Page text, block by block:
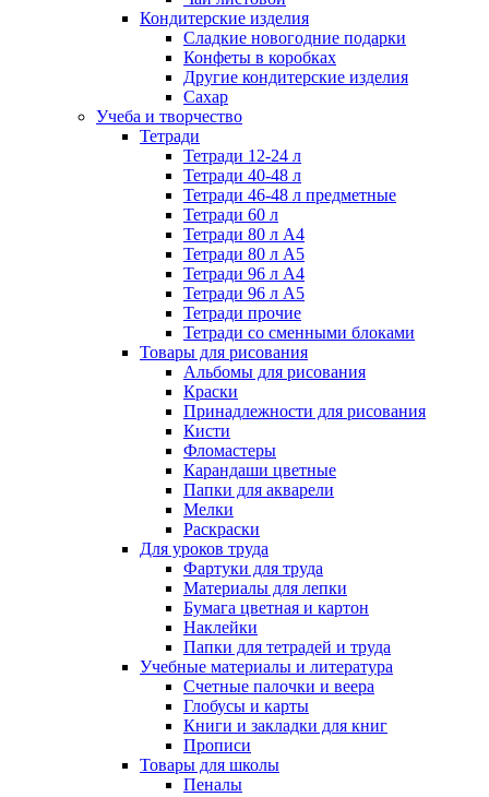
Кондитерские изделия
Сладкие новогодние подарки
Конфеты в коробках
Другие кондитерские изделия
Сахар
Учеба и творчество
Тетради
Тетради 12-24 л
Тетради 40-48 л
Тетради 46-48 л предметные
Тетради 60 л
Тетради 80 л А4
Тетради 80 л А5
Тетради 96 л А4
Тетради 96 л А5
Тетради прочие
Тетради со сменными блоками
Товары для рисования
Альбомы для рисования
Краски
Принадлежности для рисования
Кисти
Фломастеры
Карандаши цветные
Папки для акварели
Мелки
Раскраски
Для уроков труда
Фартуки для труда
Материалы для лепки
Бумага цветная и картон
Наклейки
Папки для тетрадей и труда
Учебные материалы и литература
Счетные палочки и веера
Глобусы и карты
Книги и закладки для книг
Прописи
Товары для школы
Пеналы